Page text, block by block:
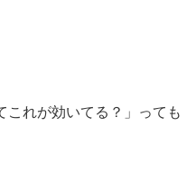
これが効いてる？」っても